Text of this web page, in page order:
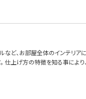
など、お部屋全体のインテリ
仕上げ方の特徴を知る事によ